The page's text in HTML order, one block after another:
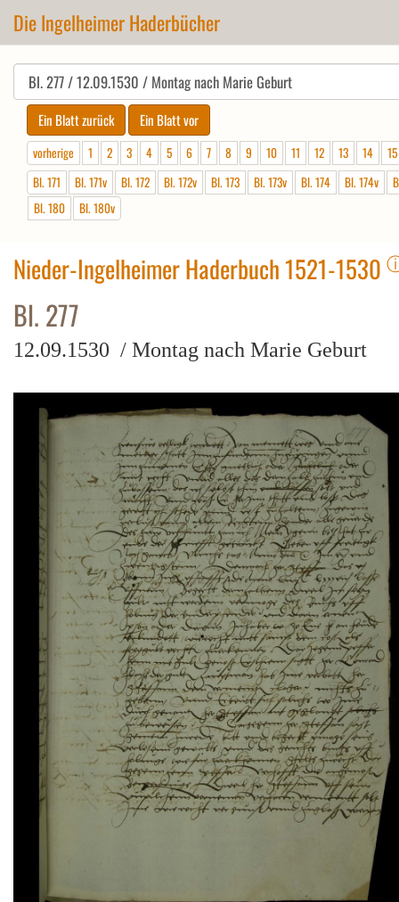
Die Ingelheimer Haderbücher
vorherige 1 2 3 4 5 6 7 8 9 10 11 12 13 14
15
Bl. 171
Bl. 171v Bl. 172 Bl. 172v Bl. 173 Bl. 173v Bl. 174 Bl. 174v
Bl. 180
Bl. 180v
Nieder-Ingelheimer Haderbuch 1521-1530
Bl. 277
12.09.1530 / Montag nach Marie Geburt